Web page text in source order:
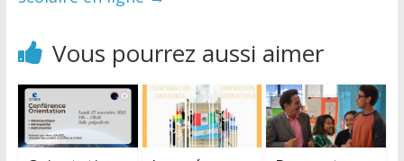
Vous pourrez aussi aimer